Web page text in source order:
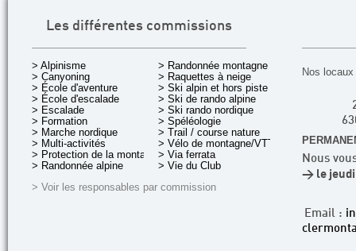
Les différentes commissions
> Alpinisme
> Canyoning
> École d'aventure
> École d'escalade
> Escalade
> Formation
> Marche nordique
> Multi-activités
> Protection de la montagne
> Randonnée alpine
> Randonnée montagne
> Raquettes à neige
> Ski alpin et hors piste
> Ski de rando alpine
> Ski rando nordique
> Spéléologie
> Trail / course nature
> Vélo de montagne/VTT
> Via ferrata
> Vie du Club
> Voir les responsables par commission
Nos
Nous
> le jeudi
Email :